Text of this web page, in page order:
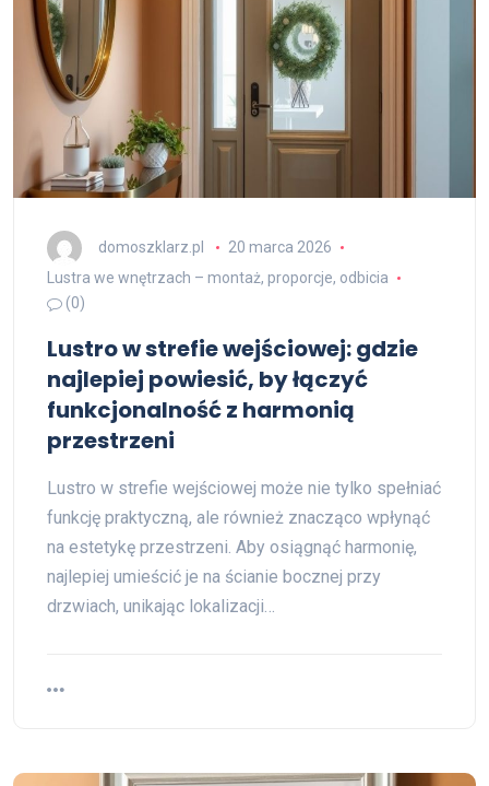
domoszklarz.pl
20 marca 2026
Lustra we wnętrzach – montaż, proporcje, odbicia
(0)
Lustro w strefie wejściowej: gdzie
najlepiej powiesić, by łączyć
funkcjonalność z harmonią
przestrzeni
Lustro w strefie wejściowej może nie tylko spełniać
funkcję praktyczną, ale również znacząco wpłynąć
na estetykę przestrzeni. Aby osiągnąć harmonię,
najlepiej umieścić je na ścianie bocznej przy
drzwiach, unikając lokalizacji…